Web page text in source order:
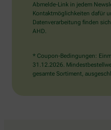
Abmelde-Link in jedem
Kontaktmöglichkeiten dafür
Datenverarbeitung finden
AHD.
* Coupon-Bedingungen:
31.12.2026.
gesamte Sortiment,